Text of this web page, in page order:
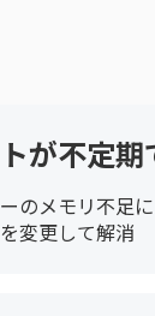
が不定
のメモリ不足
変更して解消